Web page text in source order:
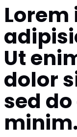
Ut
dolor
sed
minim.